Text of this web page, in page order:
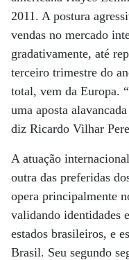
2011. A postura
vendas no mercado
gradativamente, até
terceiro trimestre do
total, vem da Europa.
uma aposta
diz Ricardo Vilhar
A atuação
outra das preferidas
opera principalmente
validando identidades
estados brasileiros, e
Brasil. Seu segundo